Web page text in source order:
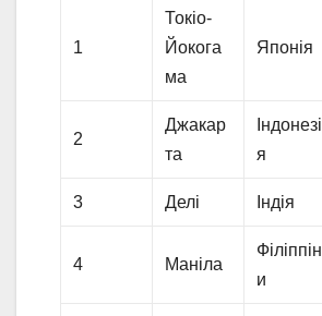
1
Токіо-
Йокога
ма
Японія
2
Джакар
та
Індонезі
я
3 Делі Індія
4 Маніла
Філіппін
и